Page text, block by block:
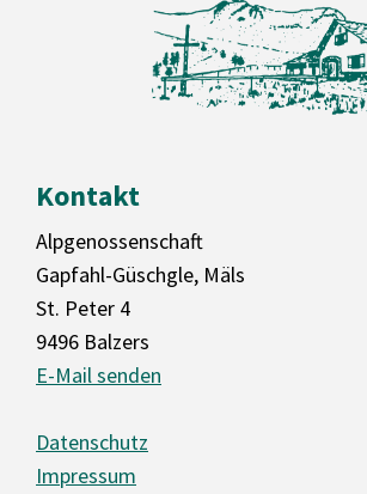
Kontakt
Alpgenossenschaft
Gapfahl-Güschgle, Mäls
St. Peter 4
9496 Balzers
E-Mail senden
Datenschutz
Impressum